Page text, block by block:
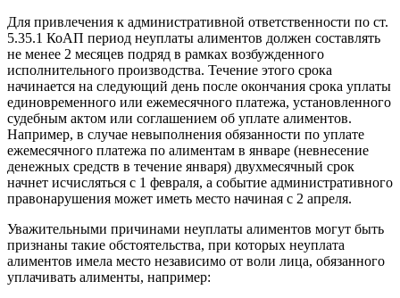
Для привлечения к административной ответственности по ст.
5.35.1 КоАП период неуплаты алиментов должен составлять
не менее 2 месяцев подряд в рамках возбужденного
исполнительного производства. Течение этого срока
начинается на следующий день после окончания срока уплаты
единовременного или ежемесячного платежа, установленного
судебным актом или соглашением об уплате алиментов.
Например, в случае невыполнения обязанности по уплате
ежемесячного платежа по алиментам в январе (невнесение
денежных средств в течение января) двухмесячный срок
начнет исчисляться с 1 февраля, а событие административного
правонарушения может иметь место начиная с 2 апреля.
Уважительными причинами неуплаты алиментов могут быть
признаны такие обстоятельства, при которых неуплата
алиментов имела место независимо от воли лица, обязанного
уплачивать алименты, например: